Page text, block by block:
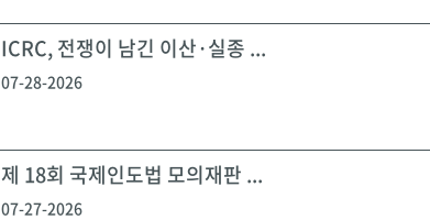
ICRC, 전쟁이 남긴 이산·실종 ...
07-28-2026
제 18회 국제인도법 모의재판 ...
07-27-2026